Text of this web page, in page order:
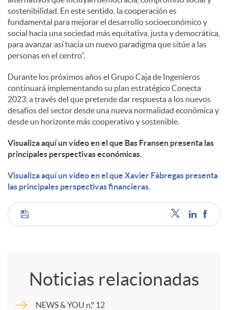
sostenibilidad. En este sentido, la cooperación es
fundamental para mejorar el desarrollo socioeconómico y
social hacia una sociedad más equitativa, justa y democrática,
para avanzar así hacia un nuevo paradigma que sitúe a las
personas en el centro”.
Durante los próximos años el Grupo Caja de Ingenieros
continuará implementando su plan estratégico Conecta
2023, a través del que pretende dar respuesta a los nuevos
desafíos del sector desde una nueva normalidad económica y
desde un horizonte más cooperativo y sostenible.
Visualiza aquí un vídeo en el que Bas Fransen presenta las
principales perspectivas económicas.
Visualiza aquí un vídeo en el que Xavier Fàbregas presenta
las principales perspectivas financieras.
C
Noticias relacionadas
NEWS & YOU n.º 12